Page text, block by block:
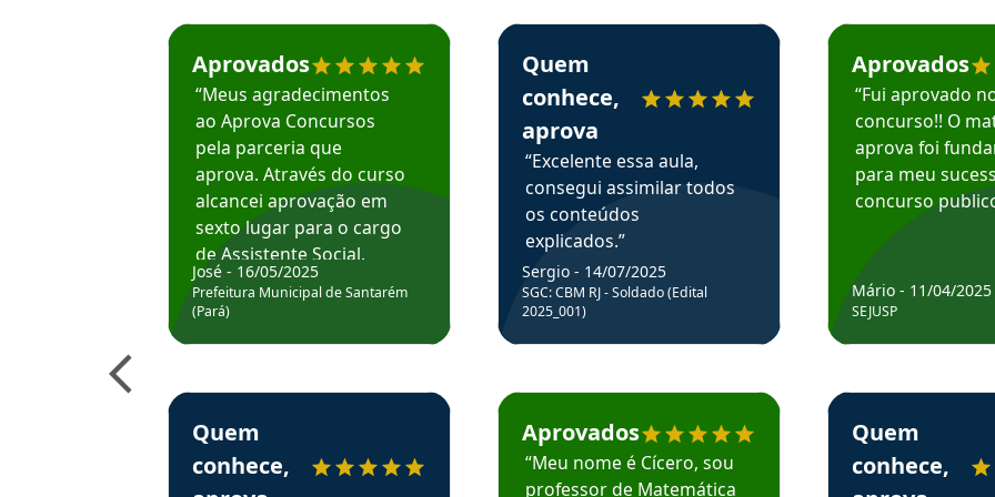
Estudante José recomenda o Aprova Concursos em depoimento
Aprovados
“Meus agradecimentos
ao Aprova Concursos
pela parceria que
aprova. Através do curso
alcancei aprovação em
sexto lugar para o cargo
de Assistente Social.
Hoje estou atuando na
Prefeitura de Santarém.
José - 16/05/2025
Prefeitura Municipal de Santarém
(Pará)
Estudante Elais recomenda o Aprova Concursos em depoimento
Quem
conhece,
Estudante Sergio recomenda o Aprova Concursos em depoimento
Quem
conhece,
aprova
“Excelente essa aula,
consegui assimilar todos
os conteúdos
explicados.”
Sergio - 14/07/2025
SGC: CBM RJ - Soldado (Edital
2025_001)
Estudante Cicero recomenda o Aprova Concursos em depoimento
Aprovados
“Meu nome é Cícero, sou
professor de Matemática
Estudante Mário
Aprovados
“Fui aprovado
concurso!! O
aprova foi
para meu
concurso
Mário - 11/04/2025
SEJUSP
Estudante Henrique
Quem
conhece,